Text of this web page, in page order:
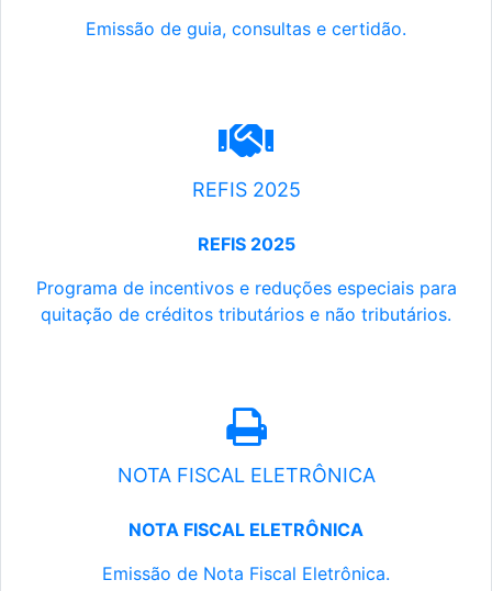
Emissão de guia, consultas e certidão.
REFIS 2025
REFIS 2025
Programa de incentivos e reduções especiais para
quitação de créditos tributários e não tributários.
NOTA FISCAL ELETRÔNICA
NOTA FISCAL ELETRÔNICA
Emissão de Nota Fiscal Eletrônica.